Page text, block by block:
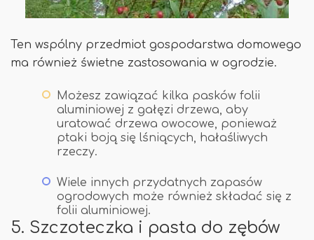
Ten wspólny przedmiot gospodarstwa domowego
ma również świetne zastosowania w ogrodzie.
Możesz zawiązać kilka pasków folii
aluminiowej z gałęzi drzewa, aby
uratować drzewa owocowe, ponieważ
ptaki boją się lśniących, hałaśliwych
rzeczy.
Wiele innych przydatnych zapasów
ogrodowych może również składać się z
folii aluminiowej.
5. Szczoteczka i pasta do zębów